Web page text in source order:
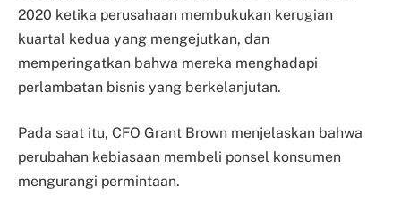
2020 ketika perusahaan membukukan kerugian
kuartal kedua yang mengejutkan, dan
memperingatkan bahwa mereka menghadapi
perlambatan bisnis yang berkelanjutan.
Pada saat itu, CFO Grant Brown menjelaskan bahwa
perubahan kebiasaan membeli ponsel konsumen
mengurangi permintaan.